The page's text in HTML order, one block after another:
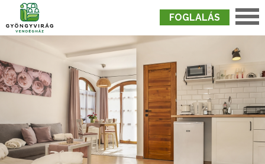
FOGLALÁS
› Bazsarózsa Stúdió